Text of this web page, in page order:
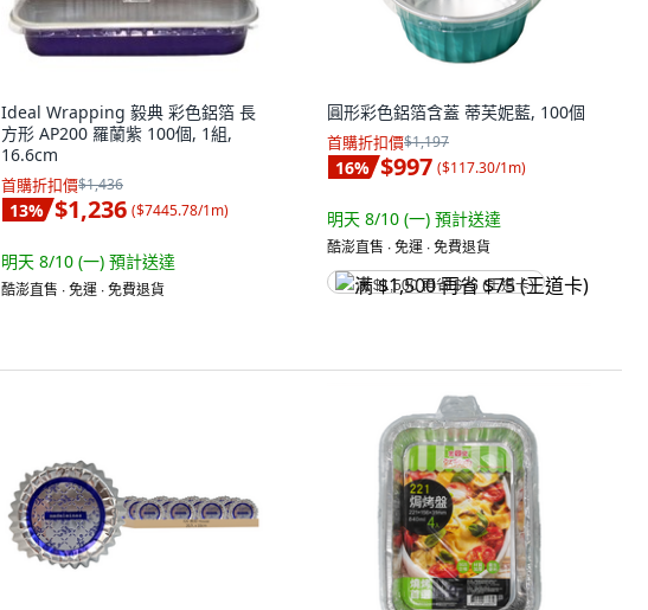
Ideal Wrapping 毅典 彩色鋁箔 長
方形 AP200 羅蘭紫 100個, 1組,
16.6cm
首購折扣價$1,436
13% $1,236 ($7445.78/1m)
明天 8/10 (一) 預計送達
酷澎直售 ∙ 免運 ∙ 免費退貨
圓形彩色鋁箔含蓋 蒂芙妮藍, 100個
首購折扣價$1,197
16% $997 ($117.30/1m)
明天 8/10 (一) 預計送達
酷澎直售 ∙ 免運 ∙ 免費退貨
满 $1,500 再省 $75 (王道卡)